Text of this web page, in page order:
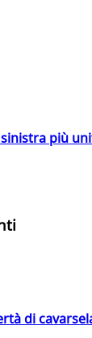
sinistra più
di